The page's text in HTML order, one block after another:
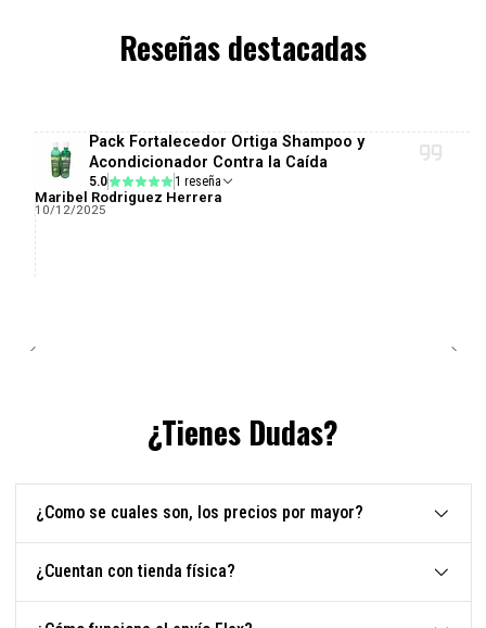
Reseñas destacadas
Pack Fortalecedor Ortiga Shampoo y
Acondicionador Contra la Caída
5.0 1 reseña
Maribel Rodriguez Herrera
10/12/2025
¿Tienes Dudas?
¿Como se cuales son, los precios por mayor?
¿Cuentan con tienda física?